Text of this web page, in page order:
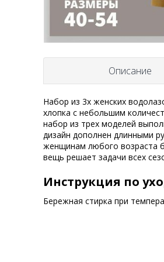
Описание
Набор из 3х женских
хлопка с небольшим
набор из трех моделей
дизайн дополнен длинными
женщинам любого возраста
вещь решает задачи всех
Инструкция по
Бережная стирка при